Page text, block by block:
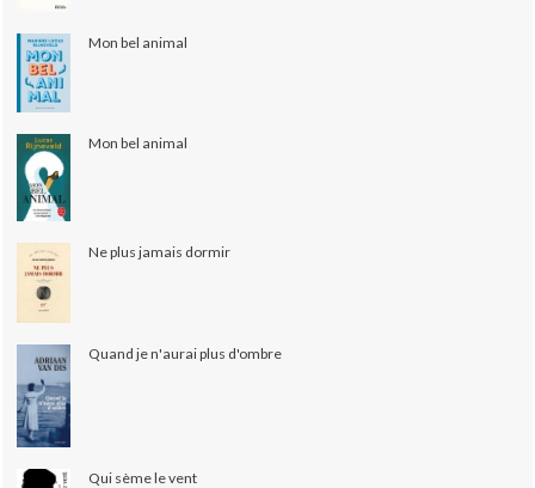
Mon bel animal
Mon bel animal
Ne plus jamais dormir
Quand je n'aurai plus d'ombre
Qui sème le vent